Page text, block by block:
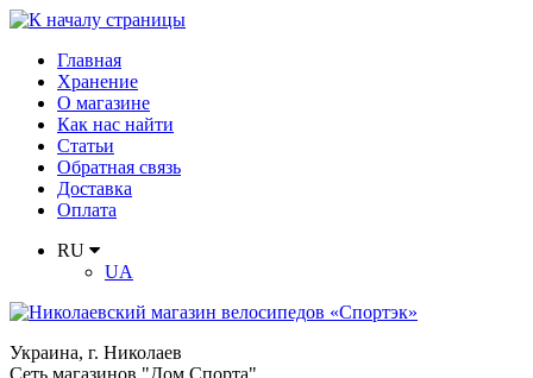
Главная
Хранение
О магазине
Как нас найти
Статьи
Обратная связь
Доставка
Оплата
RU
UA
Украина, г. Николаев
Сеть магазинов "Дом Спорта"